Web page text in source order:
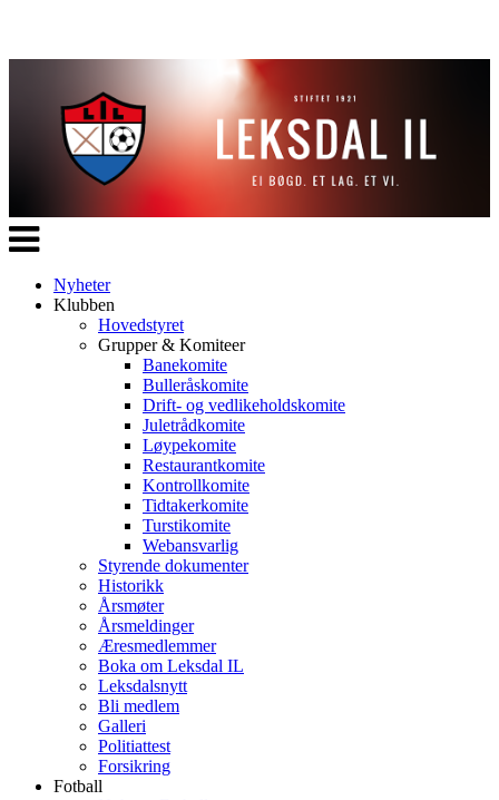
Veksle
navigasjon
Nyheter
Klubben
Hovedstyret
Grupper & Komiteer
Banekomite
Bulleråskomite
Drift- og vedlikeholdskomite
Juletrådkomite
Løypekomite
Restaurantkomite
Kontrollkomite
Tidtakerkomite
Turstikomite
Webansvarlig
Styrende dokumenter
Historikk
Årsmøter
Årsmeldinger
Æresmedlemmer
Boka om Leksdal IL
Leksdalsnytt
Bli medlem
Galleri
Politiattest
Forsikring
Fotball